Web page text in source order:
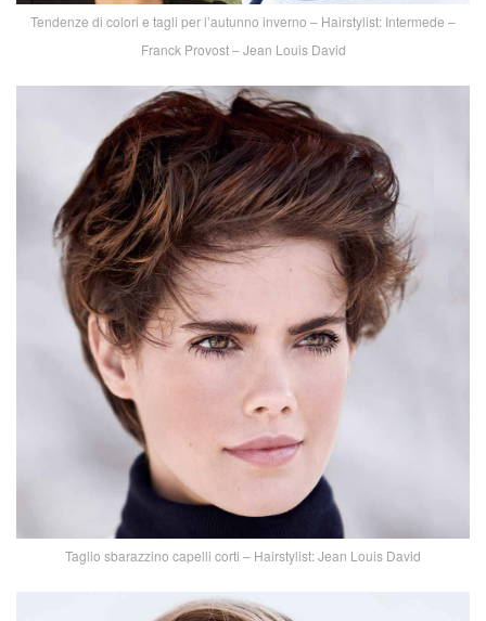
Tendenze di colori e tagli per l’autunno inverno – Hairstylist: Intermede –
Franck Provost – Jean Louis David
Taglio sbarazzino capelli corti – Hairstylist: Jean Louis David